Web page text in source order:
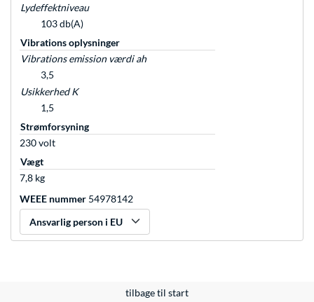
Lydeffektniveau
103 db(A)
Vibrations oplysninger
Vibrations emission værdi ah
3,5
Usikkerhed K
1,5
Strømforsyning
230 volt
Vægt
7,8 kg
WEEE nummer 54978142
Ansvarlig person i EU
tilbage til start